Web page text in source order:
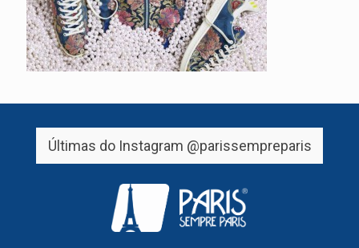
Últimas do Instagram @parissempreparis